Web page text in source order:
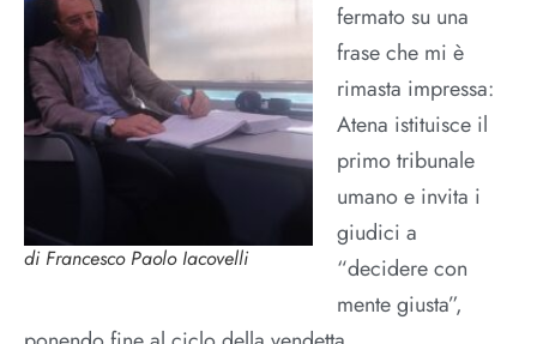
di Francesco Paolo Iacovelli
fermato su una
frase che mi è
rimasta impressa:
Atena istituisce il
primo tribunale
umano e invita i
giudici a
“decidere con
mente giusta”,